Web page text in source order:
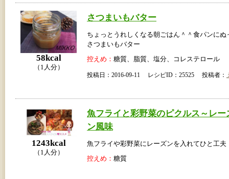
58kcal
（1人分）
さつまいもバター
ちょっとうれしくなる朝ごはん＾＾食パンにぬ
さつまいもバター
控えめ： 糖質、脂質、塩分、コレステロール
投稿日：2016-09-11 レシピID：25525 投稿者：
1243kcal
（1人分）
魚フライと彩野菜のピクルス～レー
ン風味
魚フライや彩野菜にレーズンを入れてひと工夫
控えめ： 糖質